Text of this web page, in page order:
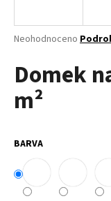
Průměrné
produktu
je
z
Neohodnoceno
Domek
m²
BARVA
j
t
?